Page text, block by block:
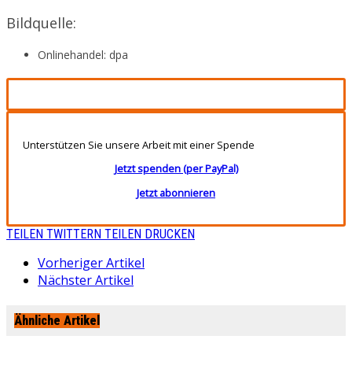
Bildquelle:
Onlinehandel: dpa
Unterstützen Sie unsere Arbeit mit einer Spende
Jetzt spenden (per PayPal)
Jetzt abonnieren
TEILEN TWITTERN TEILEN DRUCKEN
Vorheriger Artikel
Nächster Artikel
Ähnliche Artikel